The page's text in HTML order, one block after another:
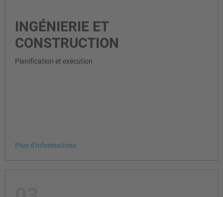
INGÉNIERIE ET
CONSTRUCTION
Planification et exécution
Plus d'informations